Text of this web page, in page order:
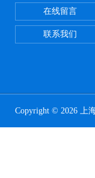
在线留言
联系我们
Copyright © 2026 上